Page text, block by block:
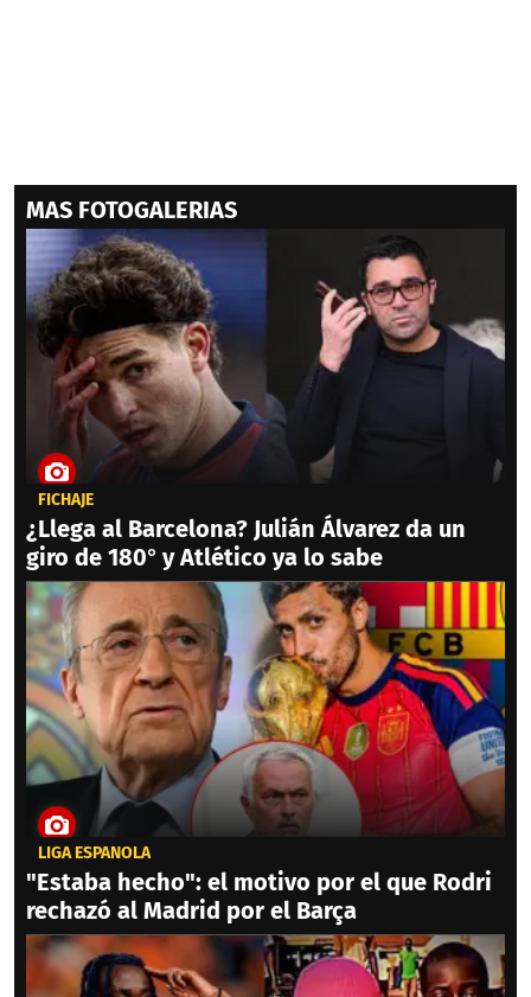
MAS FOTOGALERIAS
FICHAJE
¿Llega al Barcelona? Julián Álvarez da un
giro de 180° y Atlético ya lo sabe
LIGA ESPAÑOLA
"Estaba hecho": el motivo por el que Rodri
rechazó al Madrid por el Barça